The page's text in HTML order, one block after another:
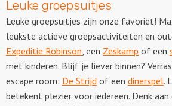
Leuke groepsuitjes
Leuke groepsuitjes zijn onze favoriet!
leukste actieve groepsactiviteiten en
Expeditie Robinson, een Zeskamp of een
met kinderen. Blijf je liever binnen?
escape room: De Strijd of een dinerspel.
betekent plezier voor iedereen. Denk aan